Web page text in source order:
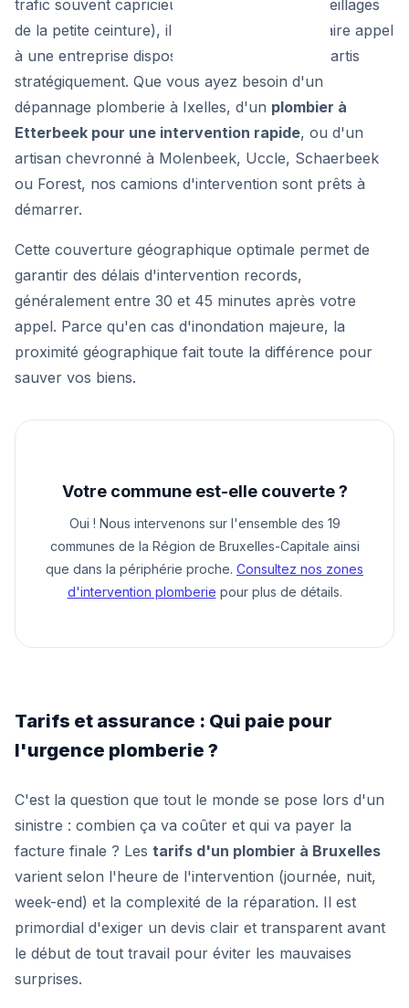
trafic souvent capricieux (les fameux embouteillages
de la petite ceinture), il est indispensable de faire appel
à une entreprise disposant de techniciens répartis
stratégiquement. Que vous ayez besoin d'un
dépannage plomberie à Ixelles, d'un plombier à
Etterbeek pour une intervention rapide, ou d'un
artisan chevronné à Molenbeek, Uccle, Schaerbeek
ou Forest, nos camions d'intervention sont prêts à
démarrer.
Cette couverture géographique optimale permet de
garantir des délais d'intervention records,
généralement entre 30 et 45 minutes après votre
appel. Parce qu'en cas d'inondation majeure, la
proximité géographique fait toute la différence pour
sauver vos biens.
Votre commune est-elle couverte ?
Oui ! Nous intervenons sur l'ensemble des 19
communes de la Région de Bruxelles-Capitale ainsi
que dans la périphérie proche. Consultez nos zones
d'intervention plomberie pour plus de détails.
Tarifs et assurance : Qui paie pour
l'urgence plomberie ?
C'est la question que tout le monde se pose lors d'un
sinistre : combien ça va coûter et qui va payer la
facture finale ? Les tarifs d'un plombier à Bruxelles
varient selon l'heure de l'intervention (journée, nuit,
week-end) et la complexité de la réparation. Il est
primordial d'exiger un devis clair et transparent avant
le début de tout travail pour éviter les mauvaises
surprises.